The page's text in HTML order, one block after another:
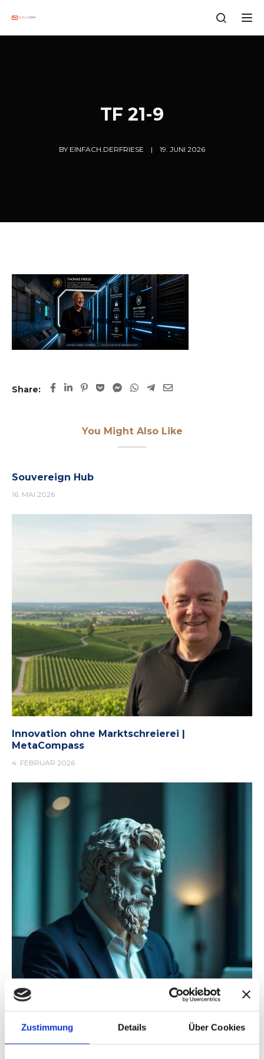
Zustimmung Details Über Cookies
TF 21-9
BY EINFACH.DERFRIESE 19. JUNI 2026
Share:
You Might Also Like
Souvereign Hub
16. MAI 2026
Innovation ohne Marktschreierei |
MetaCompass
4. FEBRUAR 2026